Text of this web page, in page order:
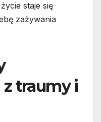
staje się
zażywania
traumy i